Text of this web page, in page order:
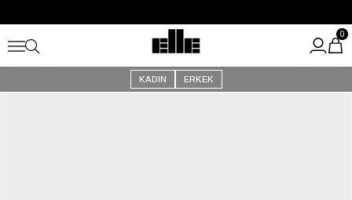
Kargo Ücretsiz!
KADIN ERKEK
0